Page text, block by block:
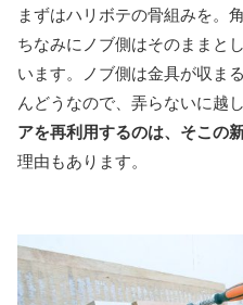
まずはハリボテの骨組みを。
ちなみにノブ側はそのままと
います。ノブ側は金具が収ま
んどうなので、弄らないに越
アを再利用するのは、そこの
理由もあります。